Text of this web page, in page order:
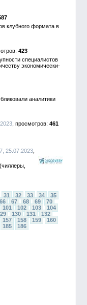
клубного формата в
423
специалистов
экономически-
аналитики
461
25.07.2023
31 32 33 34
35
66 67 68 69
70
101 102 103
104
130 131
132
157 158 159
160
185 186